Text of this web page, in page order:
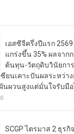
เอสซีจีครึ่งปีแรก 2569
แกร่งขึ้น 35% ผลจาก
ต้นทุน-วัตถุดิบวินัยกา
ยนเคาะปันผลระหว่า
นผวนสูงแต่มั่นใจรับมื
0
SCGP ไตรมาส 2 ธุร